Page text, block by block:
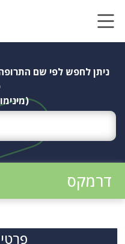
ניתן לחפש לפי שם
(מינימום 3
דרמקס